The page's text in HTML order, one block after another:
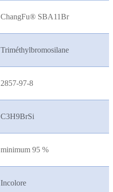
ChangFu® SBA11Br
Triméthylbromosilane
2857-97-8
C3H9BrSi
minimum 95 %
Incolore